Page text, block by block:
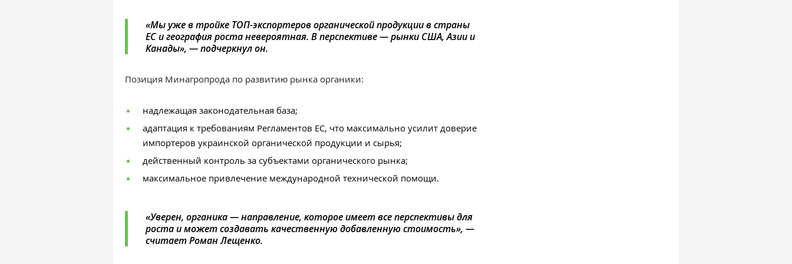
«Мы уже в тройке ТОП-экспортеров органической продукции в страны
ЕС и география роста невероятная. В перспективе — рынки США, Азии и
Канады», — подчеркнулон.
Позиция Минагропрода по развитию рынка органики:
надлежащая законодательная база;
адаптация к требованиям Регламентов ЕС, что максимально усилит доверие
импортеров украинской органической продукции и сырья;
действенный контроль за субъектами органического рынка;
максимальное привлечение международной технической помощи.
«Уверен, органика — направление, которое имеет все перспективы для
роста и может создавать качественную добавленную стоимость», —
считает Роман Лещенко.